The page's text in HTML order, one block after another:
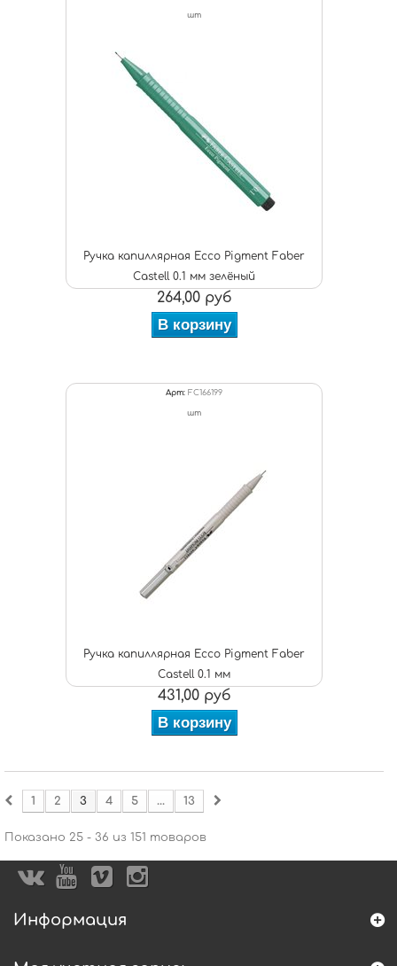
шт
Ручка капиллярная Ecco Pigment Faber
Castell 0.1 мм зелёный
264,00 руб
В корзину
Арт: FC166199
шт
Ручка капиллярная Ecco Pigment Faber
Castell 0.1 мм
431,00 руб
В корзину
1 2 3 4 5 ... 13
Показано 25 - 36 из 151 товаров
Информация